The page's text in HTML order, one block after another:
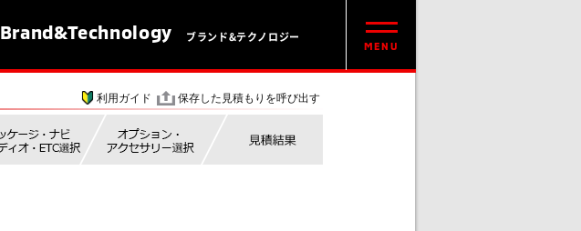
Brand&Technology ブランド&テクノロジー
利用ガイド 保存した見積もりを呼び出す